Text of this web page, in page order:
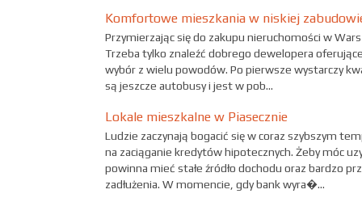
Komfortowe mieszkania w niskiej
Przymierzając się do zakupu nieruchomości w
Trzeba tylko znaleźć dobrego dewelopera
wybór z wielu powodów. Po pierwsze wystarczy
są jeszcze autobusy i jest w pob...
Lokale mieszkalne w Piasecznie
Ludzie zaczynają bogacić się w coraz szybszym
na zaciąganie kredytów hipotecznych. Żeby móc
powinna mieć stałe źródło dochodu oraz bardzo
zadłużenia. W momencie, gdy bank wyra�...